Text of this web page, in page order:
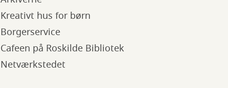
Kreativt hus for børn
Borgerservice
Cafeen på Roskilde Bibliotek
Netværkstedet